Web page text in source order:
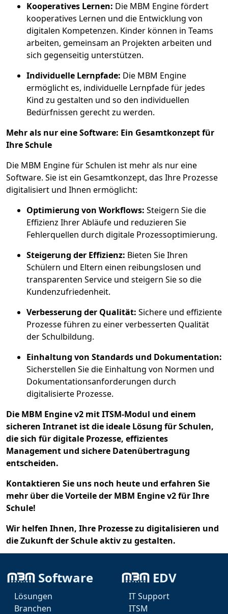
Kooperatives Lernen: Die MBM Engine fördert
kooperatives Lernen und die Entwicklung von
digitalen Kompetenzen. Kinder können in Teams
arbeiten, gemeinsam an Projekten arbeiten und
sich gegenseitig unterstützen.
Individuelle Lernpfade: Die MBM Engine
ermöglicht es, individuelle Lernpfade für jedes
Kind zu gestalten und so den individuellen
Bedürfnissen gerecht zu werden.
Mehr als nur eine Software: Ein Gesamtkonzept für
Ihre Schule
Die MBM Engine für Schulen ist mehr als nur eine
Software. Sie ist ein Gesamtkonzept, das Ihre Prozesse
digitalisiert und Ihnen ermöglicht:
Optimierung von Workflows: Steigern Sie die
Effizienz Ihrer Abläufe und reduzieren Sie
Fehlerquellen durch digitale Prozessoptimierung.
Steigerung der Effizienz: Bieten Sie Ihren
Schülern und Eltern einen reibungslosen und
transparenten Service und steigern Sie so die
Kundenzufriedenheit.
Verbesserung der Qualität: Sichere und effiziente
Prozesse führen zu einer verbesserten Qualität
der Schulbildung.
Einhaltung von Standards und Dokumentation:
Sicherstellen Sie die Einhaltung von Normen und
Dokumentationsanforderungen durch
digitalisierte Prozesse.
Die MBM Engine v2 mit ITSM-Modul und einem
sicheren Intranet ist die ideale Lösung für Schulen,
die sich für digitale Prozesse, effizientes
Management und sichere Datenübertragung
entscheiden.
Kontaktieren Sie uns noch heute und erfahren Sie
mehr über die Vorteile der MBM Engine v2 für Ihre
Schule!
Wir helfen Ihnen, Ihre Prozesse zu digitalisieren und
die Zukunft der Schule aktiv zu gestalten.
von Generalisten in Zeiten der KI. Wir ermöglichen es
Kindern, sich die Kompetenzen anzueignen, die sie
brauchen, um in einer digitalen Welt erfolgreich zu
sein.
Software
Lösungen
Branchen
EDV
IT Support
ITSM